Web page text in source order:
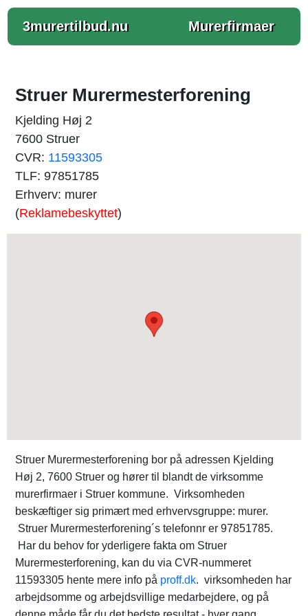
3murertilbud.nu Murerfirmaer
Struer Murermesterforening
Kjelding Høj 2
7600 Struer
CVR: 11593305
TLF: 97851785
Erhverv: murer
(Reklamebeskyttet)
Struer Murermesterforening bor på adressen Kjelding
Høj 2, 7600 Struer og hører til blandt de virksomme
murerfirmaer i Struer kommune. Virksomheden
beskæftiger sig primært med erhvervsgruppe: murer.
Struer Murermesterforening´s telefonnr er 97851785.
Har du behov for yderligere fakta om Struer
Murermesterforening, kan du via CVR-nummeret
11593305 hente mere info på proff.dk. virksomheden har
arbejdsomme og arbejdsvillige medarbejdere, og på